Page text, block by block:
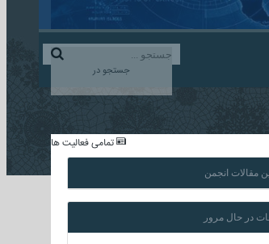
جستجو در
تمامی فعالیت ها
مقالات انجمن
در حال مرور